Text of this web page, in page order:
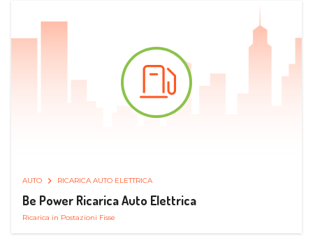
AUTO RICARICA AUTO ELETTRICA
Be Power Ricarica Auto Elettrica
Ricarica in Postazioni Fisse